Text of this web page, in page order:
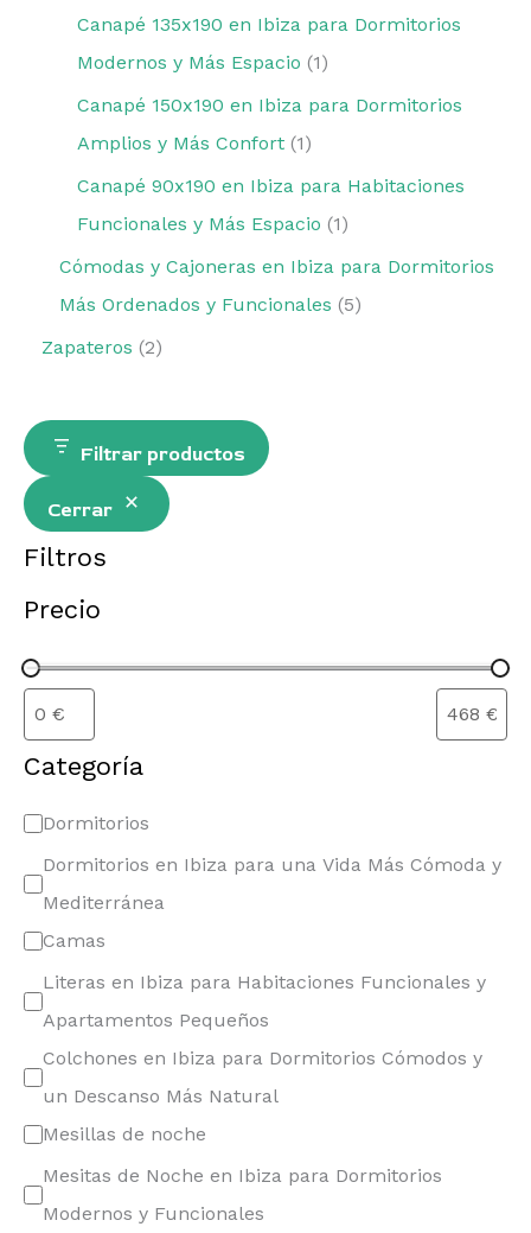
Canapé 135x190 en Ibiza para Dormitorios
Modernos y Más Espacio
1
Canapé 150x190 en Ibiza para Dormitorios
Amplios y Más Confort 1
Canapé 90x190 en Ibiza para Habitaciones
Funcionales y Más Espacio
1
Cómodas y Cajoneras en Ibiza para Dormitorios
Más Ordenados y Funcionales
5
Zapateros 2
Filtrar productos
Cerrar
Filtros
Precio
Categoría
Dormitorios
Dormitorios en Ibiza para una Vida Más Cómoda y
Mediterránea
Camas
Literas en Ibiza para Habitaciones Funcionales y
Apartamentos Pequeños
Colchones en Ibiza para Dormitorios Cómodos y
un Descanso Más Natural
Mesillas de noche
Mesitas de Noche en Ibiza para Dormitorios
Modernos y Funcionales